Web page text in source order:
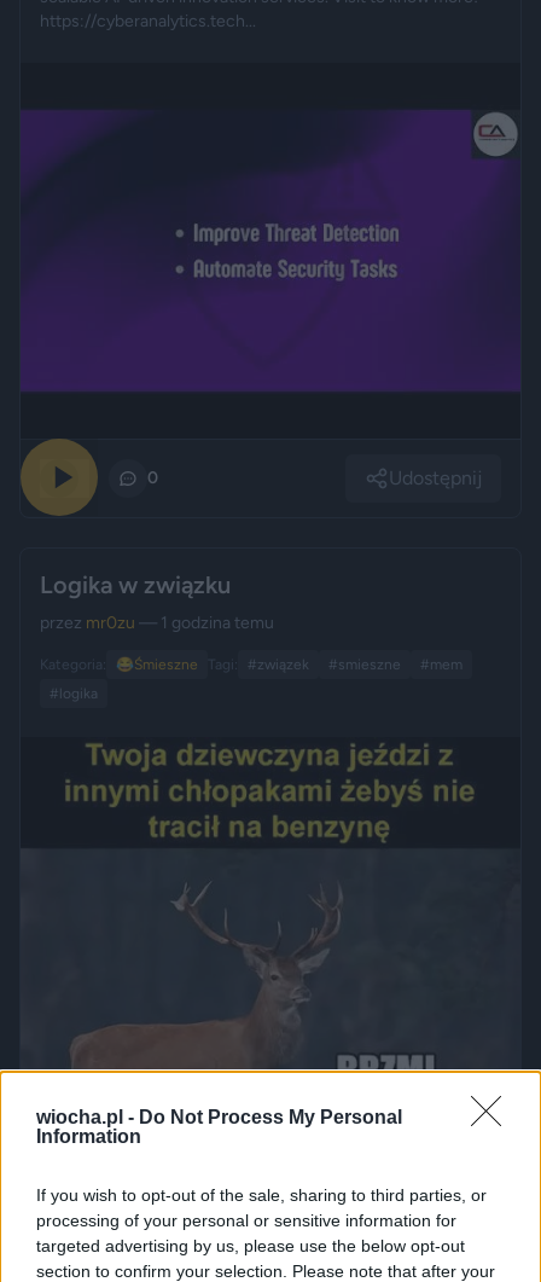
wiocha.pl - Do Not Process My Personal
Information
If you wish to opt-out of the sale, sharing to third parties, or
processing of your personal or sensitive information for
targeted advertising by us, please use the below opt-out
section to confirm your selection. Please note that after your
https://cyberanalytics.tech...
0 Udostępnij
Logika w związku
przez mr0zu — 1 godzina temu
Kategoria: 😂Śmieszne Tagi: #związek #smieszne
#mem
#logika
20 0 Udostępnij